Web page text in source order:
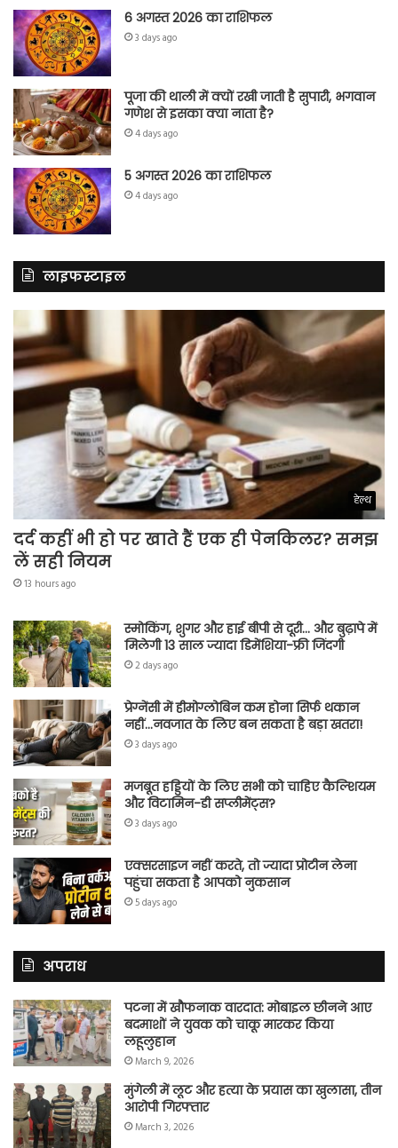
6 अगस्त 2026 का राशिफल
3 days ago
पूजा की थाली में क्यों रखी जाती है सुपारी, भगवान
गणेश से इसका क्या नाता है?
4 days ago
5 अगस्त 2026 का राशिफल
4 days ago
लाइफस्टाइल
हेल्थ
दर्द कहीं भी हो पर खाते हैं एक ही पेनकिलर? समझ
लें सही नियम
13 hours ago
स्मोकिंग, शुगर और हाई बीपी से दूरी… और बुढ़ापे में
मिलेगी 13 साल ज्यादा डिमेंशिया-फ्री जिंदगी
2 days ago
प्रेग्नेंसी में हीमोग्लोबिन कम होना सिर्फ थकान
नहीं…नवजात के लिए बन सकता है बड़ा खतरा!
3 days ago
मजबूत हड्डियों के लिए सभी को चाहिए कैल्शियम
और विटामिन-डी सप्लीमेंट्स?
3 days ago
एक्सरसाइज नहीं करते, तो ज्यादा प्रोटीन लेना
पहुंचा सकता है आपको नुकसान
5 days ago
अपराध
पटना में खौफनाक वारदात: मोबाइल छीनने आए
बदमाशों ने युवक को चाकू मारकर किया
लहूलुहान
March 9, 2026
मुंगेली में लूट और हत्या के प्रयास का खुलासा, तीन
आरोपी गिरफ्तार
March 3, 2026